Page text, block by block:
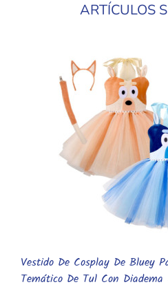
ARTÍCULOS
Añadir Al Carrito
Vestido De Cosplay De Bluey
Temático De Tul Con Diadema